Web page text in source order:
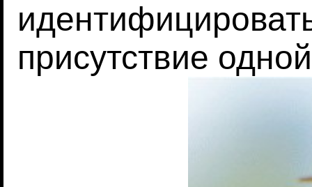
присутствие